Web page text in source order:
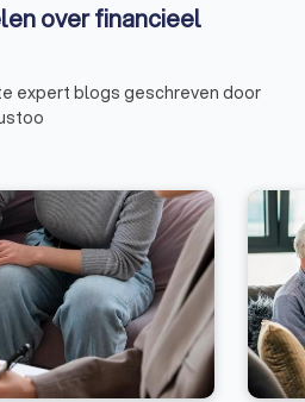
over financieel
expert blogs geschreven door